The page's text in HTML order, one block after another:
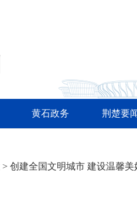
黄石政务 荆楚要
> 创建全国文明城市 建设温馨美